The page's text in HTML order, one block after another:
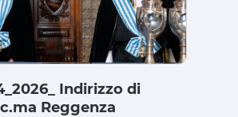
Indirizzo di
Reggenza